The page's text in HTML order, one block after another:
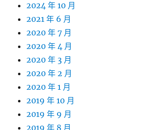
2024 年 10 月
2021 年 6 月
2020 年 7 月
2020 年 4 月
2020 年 3 月
2020 年 2 月
2020 年 1 月
2019 年 10 月
2019 年 9 月
2019 年 8 月